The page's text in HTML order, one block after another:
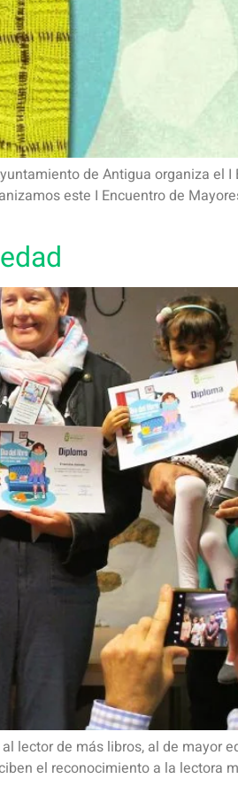
de Antigua organiza el I
este I Encuentro de
lector de más libros, al de mayor
el reconocimiento a la lectora